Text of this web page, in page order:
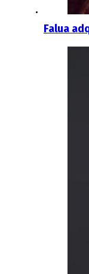
Falua